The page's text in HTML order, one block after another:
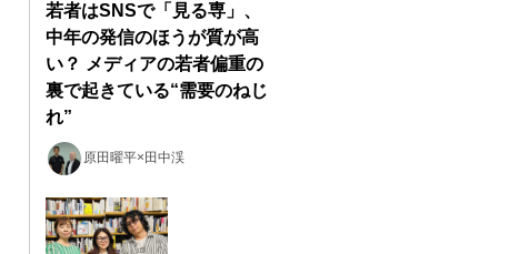
若者はSNSで「見る専」、
中年の発信のほうが質が高
い？ メディアの若者偏重の
裏で起きている“需要のねじ
れ”
原田曜平×田中渓